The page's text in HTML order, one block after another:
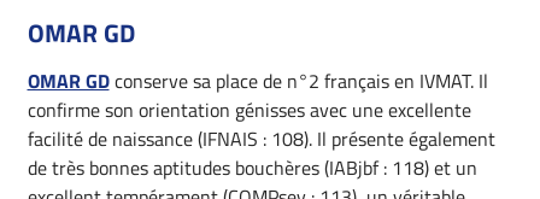
OMAR GD
OMAR GDconserve sa place de n°2 français en IVMAT. Il
confirme son orientation génisses avec une excellente
facilité de naissance (IFNAIS : 108). Il présente également
de très bonnes aptitudes bouchères (IABjbf : 118) et un